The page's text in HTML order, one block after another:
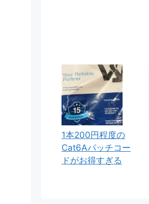
1本200円程度の
Cat6Aパッチコー
ドがお得すぎる